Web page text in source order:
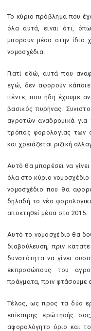
Το κύριο πρόβλημα που
όλα αυτά, είναι ότι,
μπορούν μέσα στην ίδια
νομοσχέδια.
Γιατί εδώ, αυτά που
εγώ, δεν αφορούν
πέντε, που ήδη έχουμε
βασικός πυρήνας.
αγροτών αναδρομικά
τρόπος φορολογίας των
και χρειάζεται ριζική
Αυτό θα μπορέσει να
όλα στο κύριο
νομοσχέδιο που θα
δηλαδή το νέο
αποκτηθεί μέσα στο 2015.
Αυτό το νομοσχέδιο θα
διαβούλευση, πριν
δυνατότητα να γίνει
εκπροσώπους του
πράγματα, πριν φτάσουμε
Τέλος, ως προς τα δύο
επίκαιρης ερώτησής
αφορολόγητο όριο και